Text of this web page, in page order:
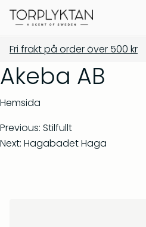
Din varukorg är tom
Populära produkter
Våra produkter
Bästsäljare
Showroom
Fri frakt på order över 500 kr
Akeba AB
Hemsida
Previous: Stilfullt
Next: Hagabadet Haga